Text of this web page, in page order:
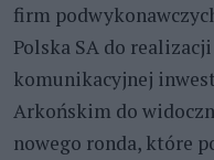
firm
Polska SA do
komunikacyjnej
Arkońskim do
nowego ronda, które